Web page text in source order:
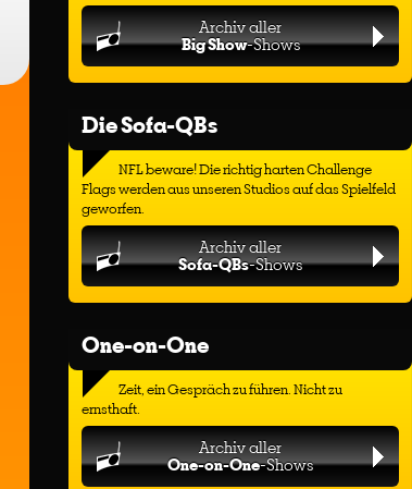
Archiv aller
Big Show-Shows
Die Sofa-QBs
NFL beware! Die richtig harten Challenge
Flags werden aus unseren Studios auf das Spielfeld
geworfen.
Archiv aller
Sofa-QBs-Shows
One-on-One
Zeit, ein Gespräch zu führen. Nicht zu
ernsthaft.
Archiv aller
One-on-One-Shows